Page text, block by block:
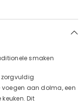
smaken
aan dolma, een
Dit